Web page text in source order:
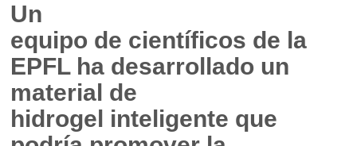
Un
equipo de científicos de la
EPFL ha desarrollado un
material de
hidrogel inteligente que